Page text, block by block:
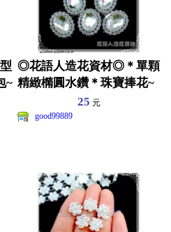
~
◎花語人造花資材◎＊單顆
精緻橢圓水鑽＊珠寶捧花~
涼鞋~髮飾裝飾~皮包
25 元
good99889